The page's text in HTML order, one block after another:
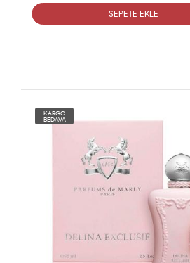
SEPETE EKLE
KARGO
BEDAVA